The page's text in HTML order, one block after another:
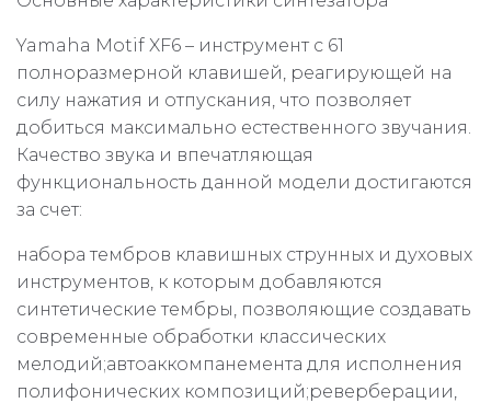
Yamaha Motif XF6 – инструмент с 61
полноразмерной клавишей, реагирующей на
силу нажатия и отпускания, что позволяет
добиться максимально естественного звучания.
Качество звука и впечатляющая
функциональность данной модели достигаются
за счет:
набора тембров клавишных струнных и духовых
инструментов, к которым добавляются
синтетические тембры, позволяющие создавать
современные обработки классических
мелодий;автоаккомпанемента для исполнения
полифонических композиций;реверберации,